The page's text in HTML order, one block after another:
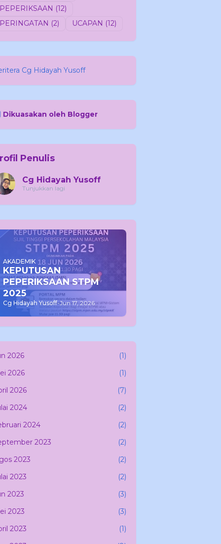
PEPERIKSAAN (12)
PERINGATAN (2) UCAPAN (12)
Cg Hidayah Yusoff
Dikuasakan oleh Blogger
Penulis
Cg Hidayah Yusoff
Tunjukkan lagi
AKADEMIK
KEPUTUSAN
PEPERIKSAAN STPM
2025
Cg Hidayah Yusoff-Jun 17, 2026
2026
(1)
2026
(1)
2026
(7)
2024
(2)
2024
(2)
2023
(2)
2023
(2)
2023
(2)
2023
(3)
2023
(3)
2023
(1)